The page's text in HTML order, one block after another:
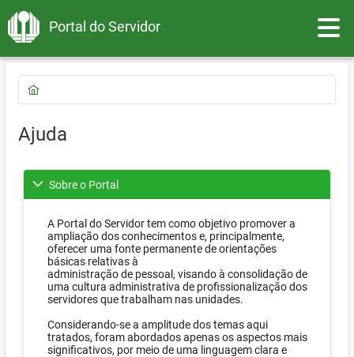
Portal do Servidor
Ajuda
Sobre o Portal
A Portal do Servidor tem como objetivo promover a
ampliação dos conhecimentos e, principalmente,
oferecer uma fonte permanente de orientações
básicas relativas à
administração de pessoal, visando à consolidação de
uma cultura administrativa de profissionalização dos
servidores que trabalham nas unidades.
Considerando-se a amplitude dos temas aqui
tratados, foram abordados apenas os aspectos mais
significativos, por meio de uma linguagem clara e